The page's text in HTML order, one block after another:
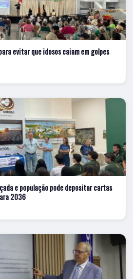
evitar que idosos caiam em golpes
e população pode depositar cartas
2036